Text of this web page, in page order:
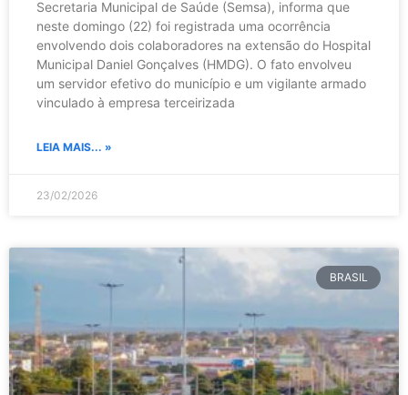
Secretaria Municipal de Saúde (Semsa), informa que
neste domingo (22) foi registrada uma ocorrência
envolvendo dois colaboradores na extensão do Hospital
Municipal Daniel Gonçalves (HMDG). O fato envolveu
um servidor efetivo do município e um vigilante armado
vinculado à empresa terceirizada
LEIA MAIS... »
23/02/2026
BRASIL